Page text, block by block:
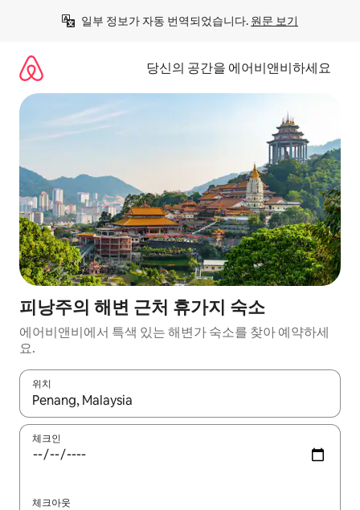
일부 정보가 자동 번역되었습니다. 원문 보기
당신의 공간을 에어비앤비하세요
피낭주의 해변 근처 휴가지 숙소
에어비앤비에서 특색 있는 해변가 숙소를 찾아 예약하세
요.
위치
결과가 나오면 위·아래 화살표 키를 사용하거나 터치 또는 스와이
체크인
체크아웃